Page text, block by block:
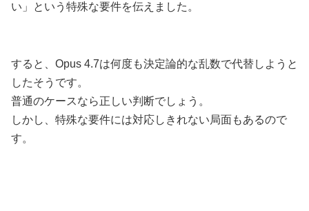
い」という特殊な要件を伝えました。
すると、Opus 4.7は何度も決定論的な乱数で代替しようと
したそうです。
普通のケースなら正しい判断でしょう。
しかし、特殊な要件には対応しきれない局面もあるので
す。